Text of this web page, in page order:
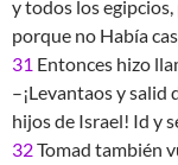
y todos los
porque no Había
31 Entonces hizo
–¡Levantaos y salid
hijos de Israel! Id y
32Tomad también